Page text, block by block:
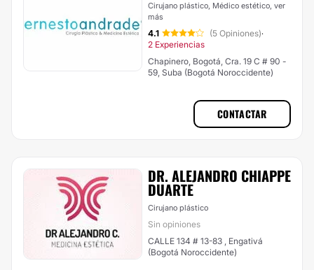
Cirujano plástico, Médico estético, ver
más
4.1 (5 Opiniones)·
2 Experiencias
Chapinero, Bogotá, Cra. 19 C # 90 -
59, Suba (Bogotá Noroccidente)
CONTACTAR
DR. ALEJANDRO CHIAPPE
DUARTE
Cirujano plástico
Sin opiniones
CALLE 134 # 13-83 , Engativá
(Bogotá Noroccidente)